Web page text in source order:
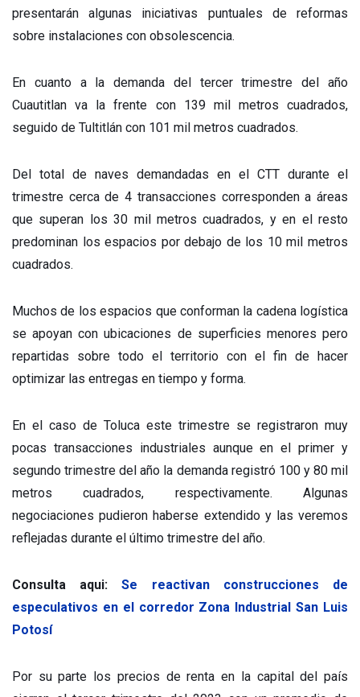
presentarán algunas iniciativas puntuales de reformas
sobre instalaciones con obsolescencia.
En cuanto a la demanda del tercer trimestre del año
Cuautitlan va la frente con 139 mil metros cuadrados,
seguido de Tultitlán con 101 mil metros cuadrados.
Del total de naves demandadas en el CTT durante el
trimestre cerca de 4 transacciones corresponden a áreas
que superan los 30 mil metros cuadrados, y en el resto
predominan los espacios por debajo de los 10 mil metros
cuadrados.
Muchos de los espacios que conforman la cadena logística
se apoyan con ubicaciones de superficies menores pero
repartidas sobre todo el territorio con el fin de hacer
optimizar las entregas en tiempo y forma.
En el caso de Toluca este trimestre se registraron muy
pocas transacciones industriales aunque en el primer y
segundo trimestre del año la demanda registró 100 y 80 mil
metros cuadrados, respectivamente. Algunas
negociaciones pudieron haberse extendido y las veremos
reflejadas durante el último trimestre del año.
Consulta aqui:Se reactivan construcciones de
especulativos en el corredor Zona Industrial San Luis
Potosí
Por su parte los precios de renta en la capital del país